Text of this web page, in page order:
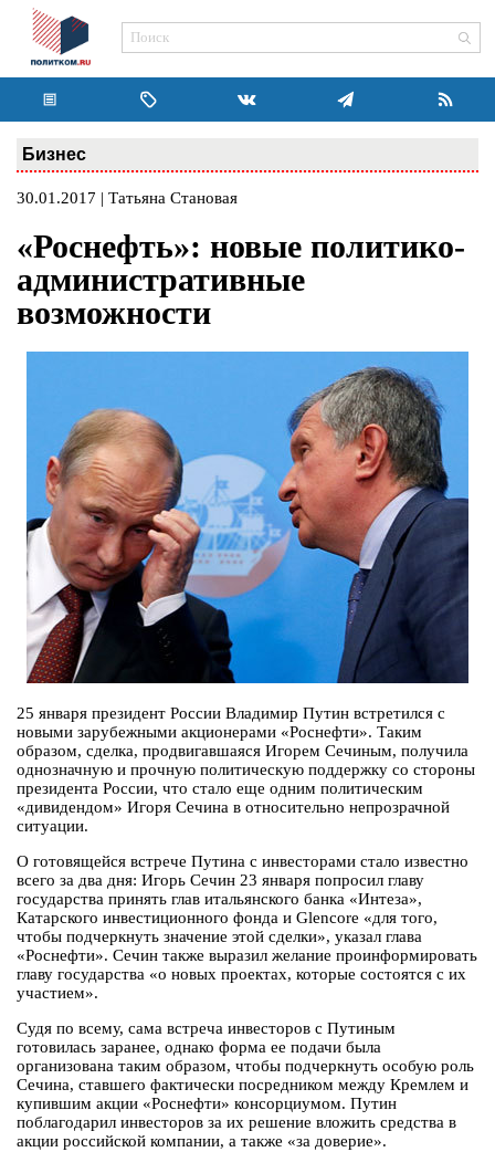
Бизнес
30.01.2017 | Татьяна Становая
«Роснефть»: новые политико-
административные
возможности
25 января президент России Владимир Путин встретился с
новыми зарубежными акционерами «Роснефти». Таким
образом, сделка, продвигавшаяся Игорем Сечиным, получила
однозначную и прочную политическую поддержку со стороны
президента России, что стало еще одним политическим
«дивидендом» Игоря Сечина в относительно непрозрачной
ситуации.
О готовящейся встрече Путина с инвесторами стало известно
всего за два дня: Игорь Сечин 23 января попросил главу
государства принять глав итальянского банка «Интеза»,
Катарского инвестиционного фонда и Glencore «для того,
чтобы подчеркнуть значение этой сделки», указал глава
«Роснефти». Сечин также выразил желание проинформировать
главу государства «о новых проектах, которые состоятся с их
участием».
Судя по всему, сама встреча инвесторов с Путиным
готовилась заранее, однако форма ее подачи была
организована таким образом, чтобы подчеркнуть особую роль
Сечина, ставшего фактически посредником между Кремлем и
купившим акции «Роснефти» консорциумом. Путин
поблагодарил инвесторов за их решение вложить средства в
акции российской компании, а также «за доверие».